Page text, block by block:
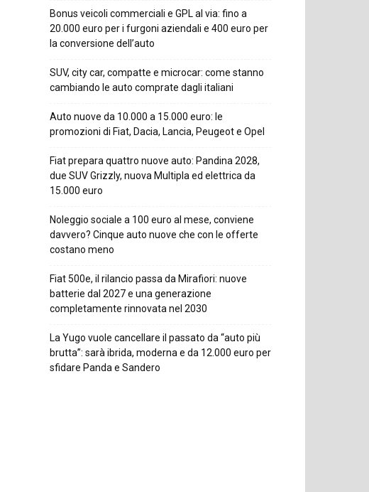
Bonus veicoli commerciali e GPL al via: fino a
20.000 euro per i furgoni aziendali e 400 euro per
la conversione dell’auto
SUV, city car, compatte e microcar: come stanno
cambiando le auto comprate dagli italiani
Auto nuove da 10.000 a 15.000 euro: le
promozioni di Fiat, Dacia, Lancia, Peugeot e Opel
Fiat prepara quattro nuove auto: Pandina 2028,
due SUV Grizzly, nuova Multipla ed elettrica da
15.000 euro
Noleggio sociale a 100 euro al mese, conviene
davvero? Cinque auto nuove che con le offerte
costano meno
Fiat 500e, il rilancio passa da Mirafiori: nuove
batterie dal 2027 e una generazione
completamente rinnovata nel 2030
La Yugo vuole cancellare il passato da “auto più
brutta”: sarà ibrida, moderna e da 12.000 euro per
sfidare Panda e Sandero